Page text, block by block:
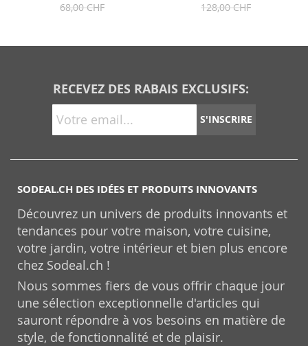
68,00 CHF
128,00 CHF
RECEVEZ DES RABAIS EXCLUSIFS:
S'INSCRIRE
SODEAL.CH DES IDÉES ET PRODUITS INNOVANTS
Découvrez un univers de produits innovants et
tendances pour votre maison, votre cuisine,
votre jardin, votre intérieur et bien plus encore
chez Sodeal.ch !
Nous sommes fiers de vous offrir chaque jour
une sélection exceptionnelle d'articles qui
sauront répondre à vos besoins en matière de
style, de fonctionnalité et de plaisir.